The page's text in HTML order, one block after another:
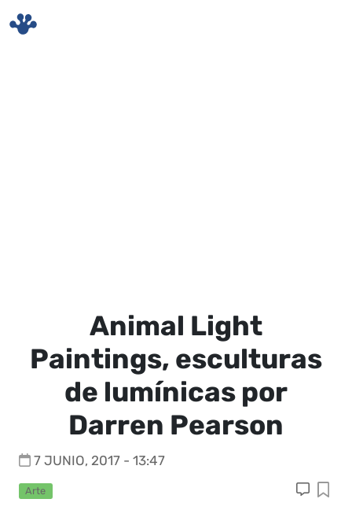
Animal Light
Paintings, esculturas
de lumínicas por
Darren Pearson
7 JUNIO, 2017 - 13:47
Arte